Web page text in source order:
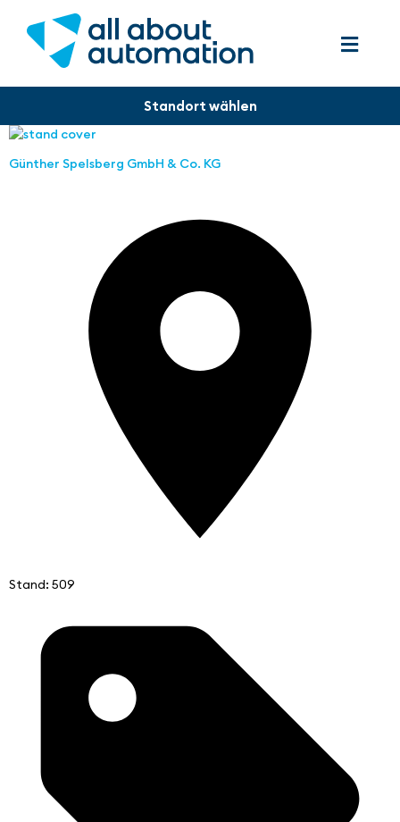
Günther Spelsberg GmbH & Co. KG
Stand: 509